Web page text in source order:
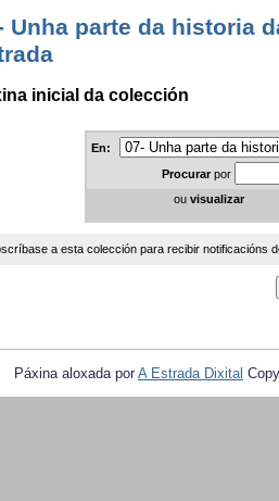
Unha parte da historia
inicial da colección
En:
Procurar por
ou visualizar
a esta colección para recibir notificacións
Páxina aloxada por A Estrada Dixital